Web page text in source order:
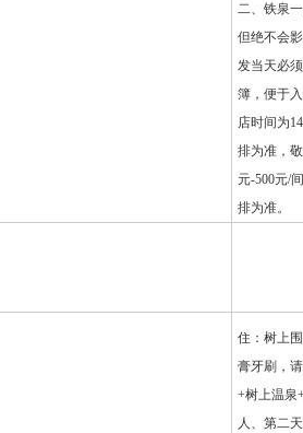
二、铁泉
但绝不会
发当天必
簿，便于
店时间为
排为准，
元-500元/
排为准。
住：树上
膏牙刷，
+树上温泉
人、第二